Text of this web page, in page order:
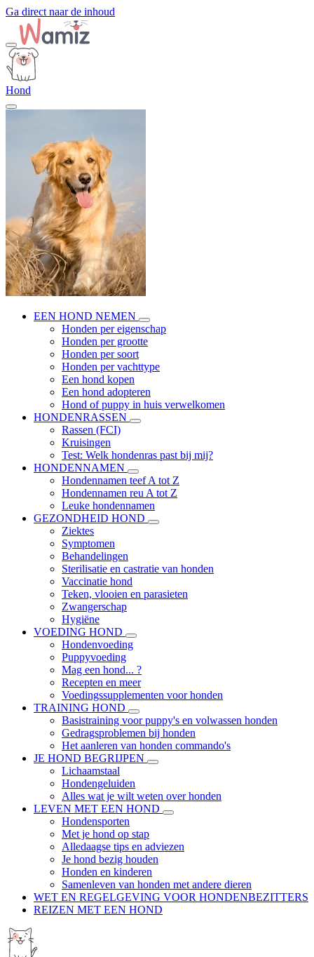
Ga direct naar de inhoud
Hond
EEN HOND NEMEN
Honden per eigenschap
Honden per grootte
Honden per soort
Honden per vachttype
Een hond kopen
Een hond adopteren
Hond of puppy in huis verwelkomen
HONDENRASSEN
Rassen (FCI)
Kruisingen
Test: Welk hondenras past bij mij?
HONDENNAMEN
Hondennamen teef A tot Z
Hondennamen reu A tot Z
Leuke hondennamen
GEZONDHEID HOND
Ziektes
Symptomen
Behandelingen
Sterilisatie en castratie van honden
Vaccinatie hond
Teken, vlooien en parasieten
Zwangerschap
Hygiëne
VOEDING HOND
Hondenvoeding
Puppyvoeding
Mag een hond... ?
Recepten en meer
Voedingssupplementen voor honden
TRAINING HOND
Basistraining voor puppy's en volwassen honden
Gedragsproblemen bij honden
Het aanleren van honden commando's
JE HOND BEGRIJPEN
Lichaamstaal
Hondengeluiden
Alles wat je wilt weten over honden
LEVEN MET EEN HOND
Hondensporten
Met je hond op stap
Alledaagse tips en adviezen
Je hond bezig houden
Honden en kinderen
Samenleven van honden met andere dieren
WET EN REGELGEVING VOOR HONDENBEZITTERS
REIZEN MET EEN HOND